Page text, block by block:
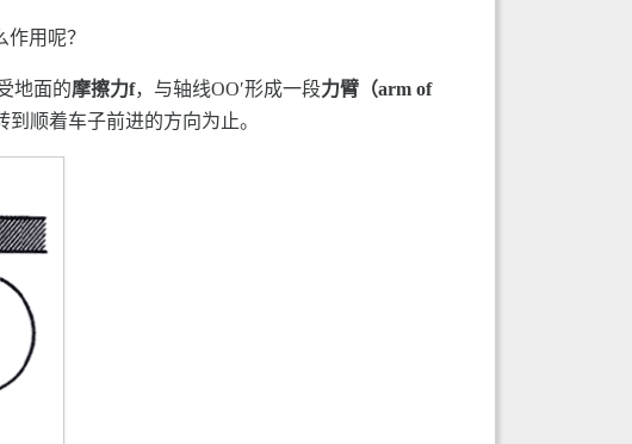
用呢？
地面的摩擦力f，与轴线OO′形成一段力臂（arm of
顺着车子前进的方向为止。